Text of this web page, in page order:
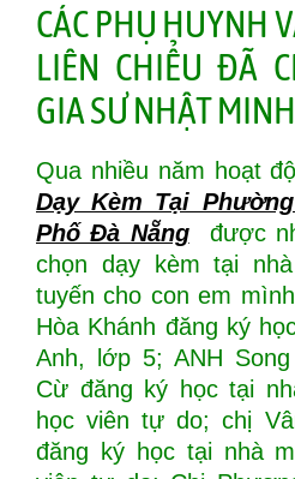
CÁC PHỤ HUYNH
LIÊN CHIỂU ĐÃ
GIA SƯ NHẬT MINH
Qua nhiều năm hoạt
Dạy Kèm Tại
Phố Đà Nẵng
được
chọn dạy kèm tại
tuyến cho con em
Hòa Khánh đăng ký
Anh, lớp 5; ANH
Cừ đăng ký học tại
học viên tự do; chị
đăng ký học tại nhà